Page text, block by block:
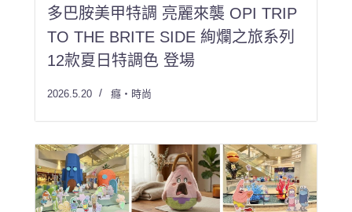
多巴胺美甲特調 亮麗來襲 OPI TRIP
TO THE BRITE SIDE 絢爛之旅系列
12款夏日特調色 登場
2026.5.20 癮・時尚